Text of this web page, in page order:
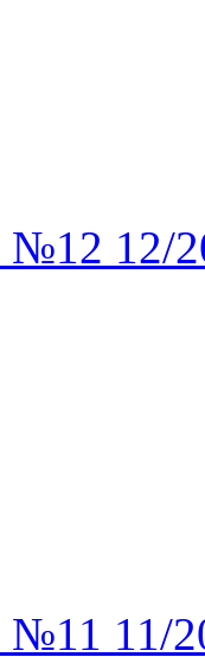
№12 12/
№11 11/